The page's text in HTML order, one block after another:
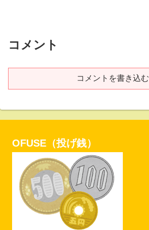
コメント
コメントを書き込む
OFUSE（投げ銭）